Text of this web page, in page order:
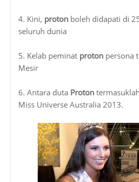
4. Kini, proton boleh didapati di
seluruh dunia
5. Kelab peminat proton persona
Mesir
6. Antara duta Proton
Miss Universe Australia 2013.